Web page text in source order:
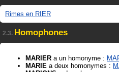
Rimes en RIER
2.3. Homophones
MARIER a un homonyme :
MARIE a deux homonymes :